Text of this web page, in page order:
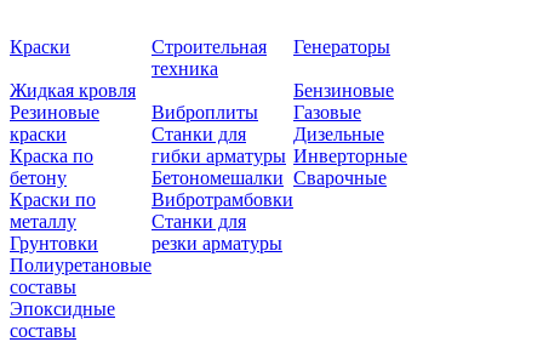
Краски
Жидкая кровля
Резиновые
краски
Краска по
бетону
Краски по
металлу
Грунтовки
Полиуретановые
составы
Эпоксидные
составы
Строительная
техника
Виброплиты
Станки для
гибки арматуры
Бетономешалки
Вибротрамбовки
Станки для
резки арматуры
Генераторы
Бензиновые
Газовые
Дизельные
Инверторные
Сварочные